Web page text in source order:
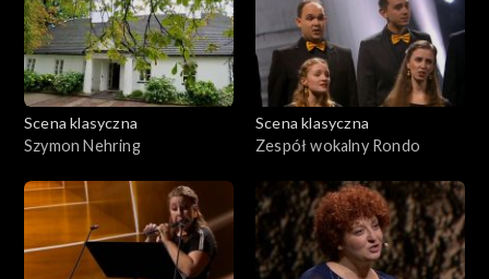
Scena klasyczna
Szymon Nehring
Scena klasyczna
Zespół wokalny Rondo